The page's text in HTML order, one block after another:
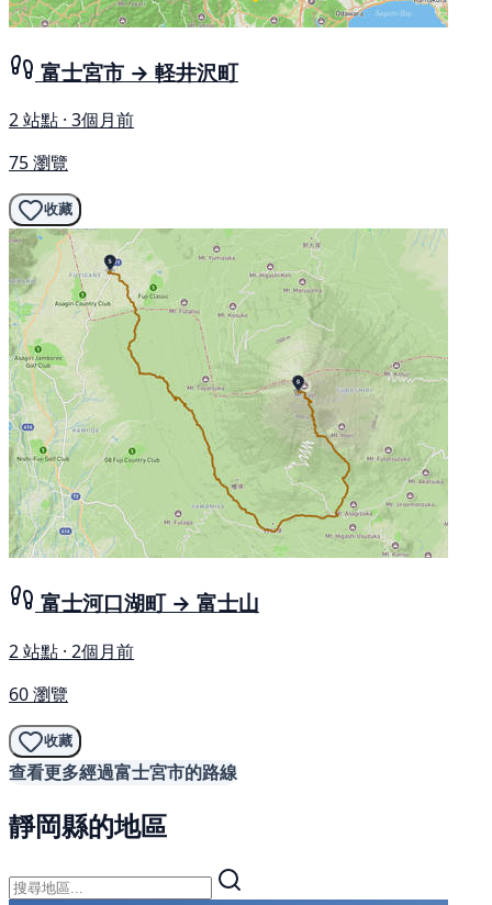
富士宮市 → 軽井沢町
2 站點 · 3個月前
75 瀏覽
收藏
富士河口湖町 → 富士山
2 站點 · 2個月前
60 瀏覽
收藏
查看更多經過富士宮市的路線
靜岡縣的地區